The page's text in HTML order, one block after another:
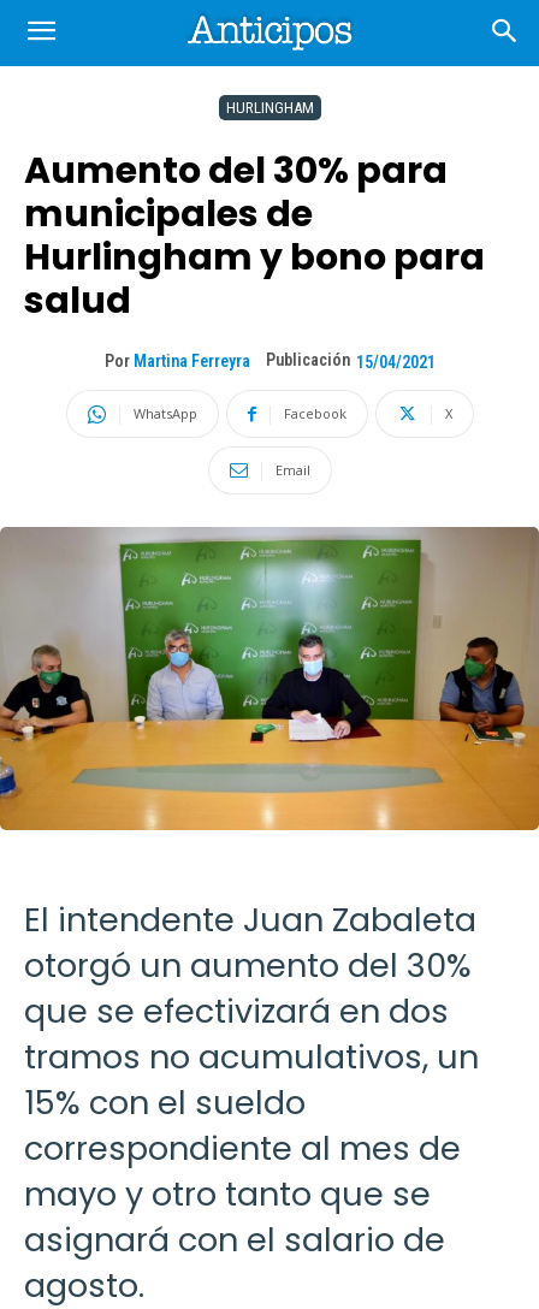
HURLINGHAM
Aumento del 30% para
municipales de
Hurlingham y bono para
salud
Por Martina Ferreyra Publicación 15/04/2021
WhatsApp Facebook X
Email
El intendente Juan Zabaleta
otorgó un aumento del 30%
que se efectivizará en dos
tramos no acumulativos, un
15% con el sueldo
correspondiente al mes de
mayo y otro tanto que se
asignará con el salario de
agosto.